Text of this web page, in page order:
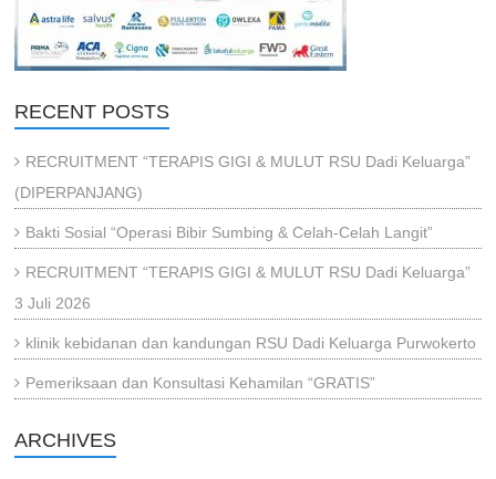
RECENT POSTS
RECRUITMENT “TERAPIS GIGI & MULUT RSU Dadi Keluarga”
(DIPERPANJANG)
Bakti Sosial “Operasi Bibir Sumbing & Celah-Celah Langit”
RECRUITMENT “TERAPIS GIGI & MULUT RSU Dadi Keluarga”
3 Juli 2026
klinik kebidanan dan kandungan RSU Dadi Keluarga Purwokerto
Pemeriksaan dan Konsultasi Kehamilan “GRATIS”
ARCHIVES